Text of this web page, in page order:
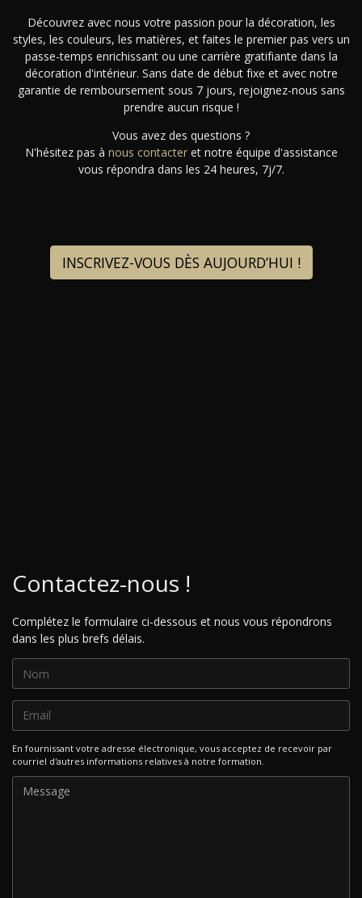
Découvrez avec nous votre passion pour la décoration, les
styles, les couleurs, les matières, et faites le premier pas vers un
passe-temps enrichissant ou une carrière gratifiante dans la
décoration d'intérieur. Sans date de début fixe et avec notre
garantie de remboursement sous 7 jours, rejoignez-nous sans
prendre aucun risque !
Vous avez des questions ?
N'hésitez pas à nous contacteret notre équipe d'assistance
vous répondra dans les 24 heures, 7j/7.
INSCRIVEZ-VOUS DÈS AUJOURD’HUI !
Contactez-nous !
Complétez le formulaire ci-dessous et nous vous répondrons
dans les plus brefs délais.
En fournissant votre adresse électronique, vous acceptez de recevoir par
courriel d'autres informations relatives à notre formation.